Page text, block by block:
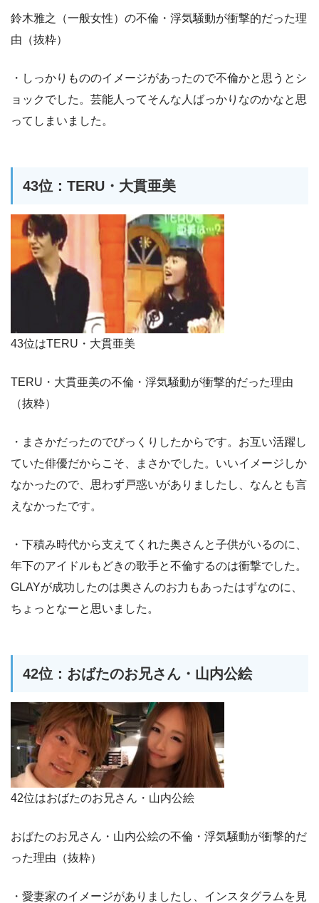
鈴木雅之（一般女性）の不倫・浮気騒動が衝撃的だった理
由（抜粋）
・しっかりもののイメージがあったので不倫かと思うとシ
ョックでした。芸能人ってそんな人ばっかりなのかなと思
ってしまいました。
43位：TERU・大貫亜美
43位はTERU・大貫亜美
TERU・大貫亜美の不倫・浮気騒動が衝撃的だった理由
（抜粋）
・まさかだったのでびっくりしたからです。お互い活躍し
ていた俳優だからこそ、まさかでした。いいイメージしか
なかったので、思わず戸惑いがありましたし、なんとも言
えなかったです。
・下積み時代から支えてくれた奥さんと子供がいるのに、
年下のアイドルもどきの歌手と不倫するのは衝撃でした。
GLAYが成功したのは奥さんのお力もあったはずなのに、
ちょっとなーと思いました。
42位：おばたのお兄さん・山内公絵
42位はおばたのお兄さん・山内公絵
おばたのお兄さん・山内公絵の不倫・浮気騒動が衝撃的だ
った理由（抜粋）
・愛妻家のイメージがありましたし、インスタグラムを見